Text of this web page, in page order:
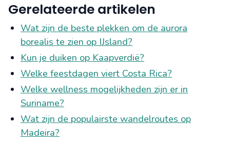
Gerelateerde artikelen
Wat zijn de beste plekken om de aurora
borealis te zien op IJsland?
Kun je duiken op Kaapverdië?
Welke feestdagen viert Costa Rica?
Welke wellness mogelijkheden zijn er in
Suriname?
Wat zijn de populairste wandelroutes op
Madeira?